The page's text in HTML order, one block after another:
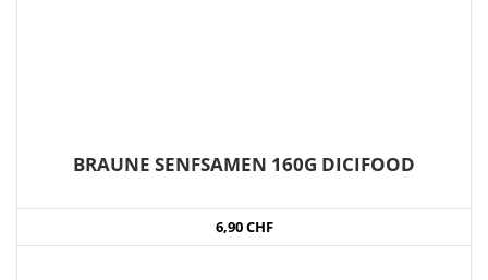
BRAUNE SENFSAMEN 160G DICIFOOD
6,90 CHF